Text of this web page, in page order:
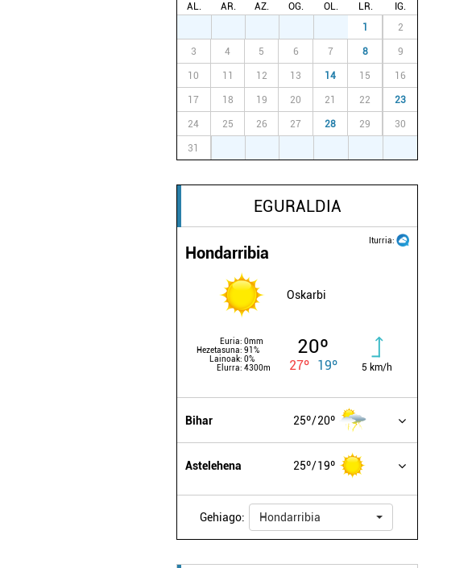
AL. AR. AZ. OG. OL. LR.
IG.
1 2
3 4 5 6 7 8 9
10 11 12 13 14 15 16
17 18 19 20 21 22 23
24 25 26 27 28 29 30
31
EGURALDIA
Iturria:
Hondarribia
Oskarbi
Euria: 0mm
Hezetasuna: 91%
Lainoak: 0%
Elurra: 4300m
20º
27º 19º 5 km/h
Bihar 25º 20º
Astelehena 25º 19º
Gehiago: Hondarribia